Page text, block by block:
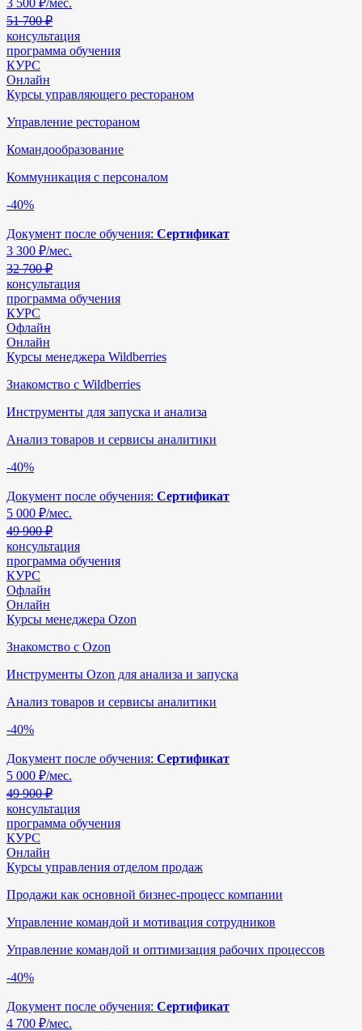
51 700 ₽
консультация
программа обучения
КУРС
Онлайн
Курсы управляющего рестораном
Управление рестораном
Командообразование
Коммуникация с персоналом
-40%
Документ после обучения: Сертификат
3 300 ₽/мес.
32 700 ₽
консультация
программа обучения
КУРС
Офлайн
Онлайн
Курсы менеджера Wildberries
Знакомство с Wildberries
Инструменты для запуска и анализа
Анализ товаров и сервисы аналитики
-40%
Документ после обучения: Сертификат
5 000 ₽/мес.
49 900 ₽
консультация
программа обучения
КУРС
Офлайн
Онлайн
Курсы менеджера Ozon
Знакомство с Ozon
Инструменты Ozon для анализа и запуска
Анализ товаров и сервисы аналитики
-40%
Документ после обучения: Сертификат
5 000 ₽/мес.
49 900 ₽
консультация
программа обучения
КУРС
Онлайн
Курсы управления отделом продаж
Продажи как основной бизнес-процесс компании
Управление командой и мотивация сотрудников
Управление командой и оптимизация рабочих процессов
-40%
Документ после обучения: Сертификат
4 700 ₽/мес.